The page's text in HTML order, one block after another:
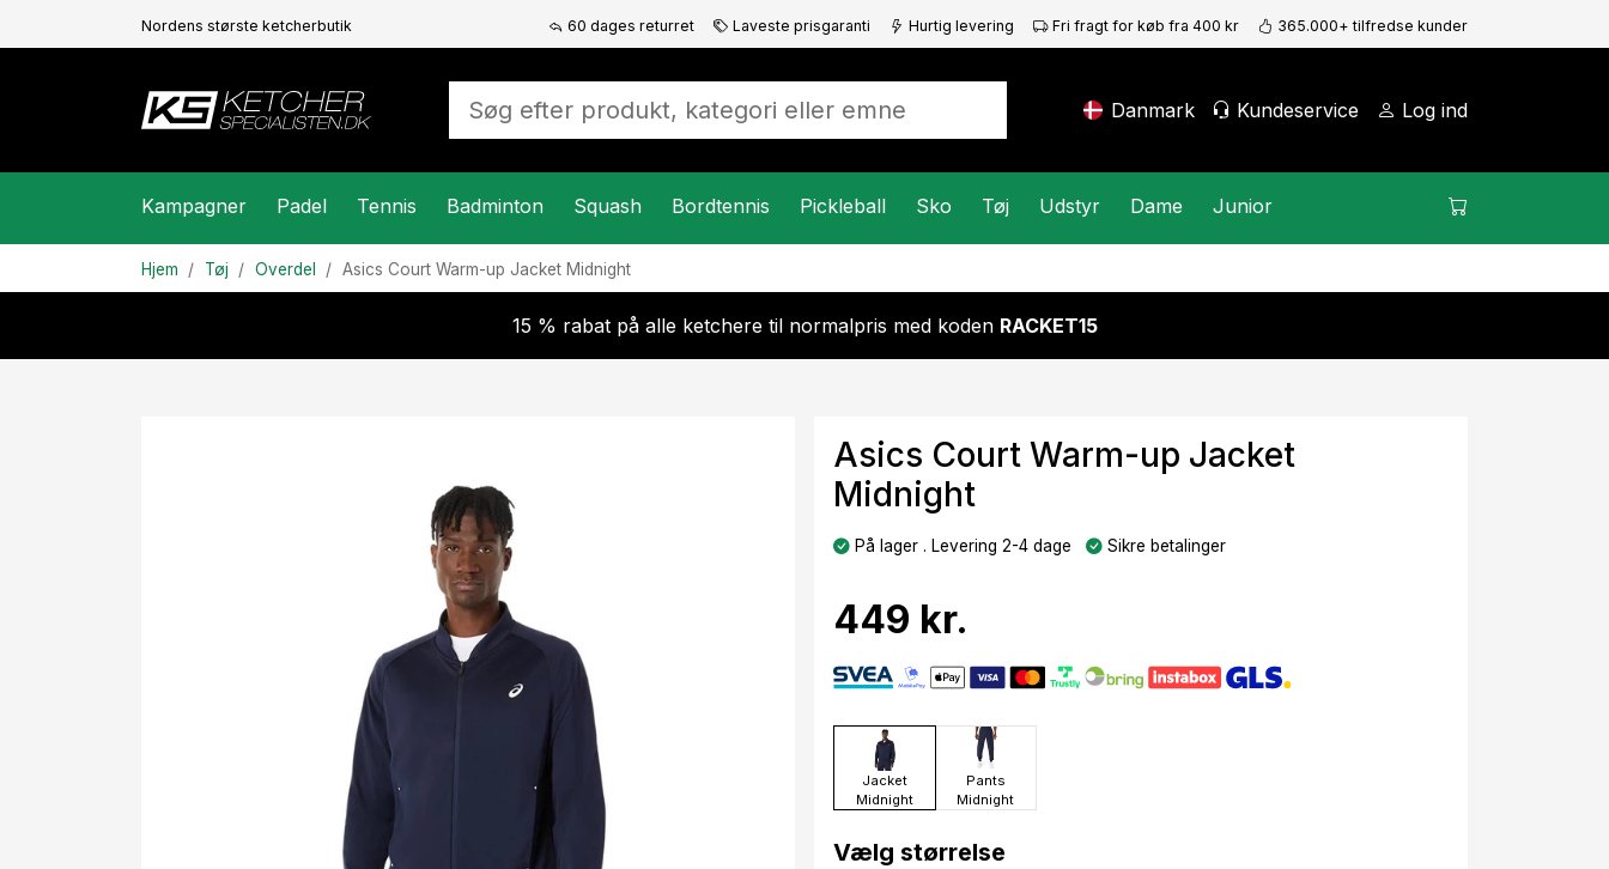
Nordens største ketcherbutik 60 dages returret Laveste prisgaranti Hurtig levering Fri fragt for køb fra 400 kr 365.000+ tilfredse kunder
Danmark Kundeservice Log ind
Kampagner Padel Tennis Badminton Squash Bordtennis Pickleball Sko Tøj Udstyr Dame Junior
Hjem Tøj Overdel Asics Court Warm-up Jacket Midnight
15 % rabat på alle ketchere til normalpris med koden RACKET15
Asics Court Warm-up Jacket
Midnight
På lager . Levering 2-4 dage Sikre betalinger
449 kr.
Jacket
Midnight
Pants
Midnight
Vælg størrelse